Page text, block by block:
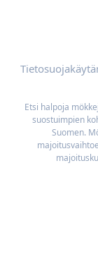
Etsi halpoja
suostuimpien
Suomen.